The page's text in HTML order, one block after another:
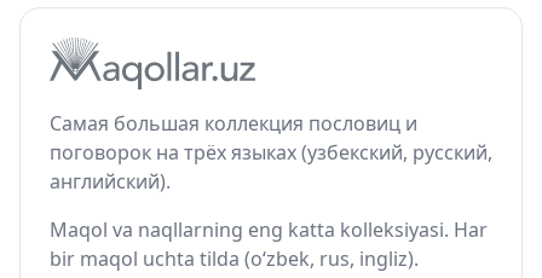
Самая большая коллекция пословиц и
поговорок на трёх языках (узбекский, русский,
английский).
Maqol va naqllarning eng katta kolleksiyasi. Har
bir maqol uchta tilda (o‘zbek, rus, ingliz).